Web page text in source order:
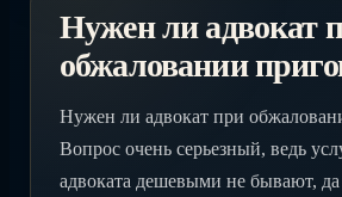
Нужен ли адвокат
обжаловании
Нужен ли адвокат при
Вопрос очень серьезный, ведь
адвоката дешевыми не бывают, да